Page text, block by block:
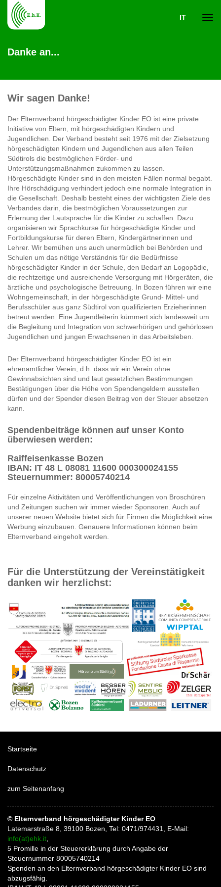
IT
Danke an...
Wir sagen Danke!
Der Elternverband hörgeschädigter Kinder EO ist eine private
Initiative von Eltern, mit hörgeschädigten Kindern und
Jugendlichen. Der Verband besteht seit 1976 mit der Zielsetzung
hörgeschädigten Kindern und Jugendlichen aus allen Teilen
Südtirols die bestmöglichen Förder- und
Unterstützungsmaßnahmen zukommen zu lassen.
Hörgeschädigte Kinder sind in den meisten Fällen normal begabt.
Ihre Hörschädigung verhindert jedoch eine normale Integration in
die Gesellschaft. Deshalb besteht eines der wichtigsten Ziele des
Verbandes darin, die bestmöglichen Voraussetzungen zur
Erlernung der Lautsprache für die Kinder zu schaffen. Dazu
organisieren wir Sprachkurse für hörgeschädigte Kinder und
Fortbildungskurse für deren Eltern, Kindergärtnerinnen und
Lehrer. Wir bemühen uns auch unermüdlich bei Behörden und
Schulen um das nötige Verständnis für die Bedürfnisse
hörgeschädigter Kinder in der Schule, den Bedarf an Logopädie,
die rechtzeitige und ausreichende Versorgung mit Hörgeräten, die
ärztliche und psychologische Betreuung. In Bozen führen wir eine
Wohngemeinschaft, in der hörgeschädigte Grund- Mittel- und
Berufsschüler aus ganz Südtirol von qualifizierten Erzieherinnen
betreut werden. Eine Jugendleiterin kümmert sich landesweit um
die Begleitung und Integration von schwerhörigen und gehörlosen
Jugendlichen und jungen Erwachsenen in das Arbeitsleben.
Der Elternverband hörgeschädigter Kinder EO ist ein
ehrenamtlicher Verein, d.h. dass wir ein Verein ohne
Gewinnabsichten sind und laut gesetzlichen Bestimmungen
Bestätigungen über die Höhe von Spendengeldern ausstellen
dürfen und der Spender diesen Beitrag von der Steuer absetzen
kann.
Spendenbeiträge können auf unser Konto
überwiesen werden:
Raiffeisenkasse Bozen
IBAN: IT 48 L 08081 11600 000300024155
Steuernummer: 80005740214
Für einzelne Aktivitäten und Veröffentlichungen von Broschüren
und Zeitungen suchen wir immer wieder Sponsoren. Auch auf
unserer neuen Website bietet sich für Firmen die Möglichkeit eine
Werbung einzubauen. Genauere Informationen können beim
Elternverband eingeholt werden.
Für die Unterstützung der Vereinstätigkeit
danken wir herzlichst:
Startseite
Datenschutz
zum Seitenanfang
© Elternverband hörgeschädigter Kinder EO
Latemarstraße 8, 39100 Bozen, Tel: 0471/974431, E-Mail:
info(at)ehk.it
5 Promille in der Steuererklärung durch Angabe der
Steuernummer 80005740214
Spenden an den Elternverband hörgeschädigter Kinder EO sind
abzugsfähig.